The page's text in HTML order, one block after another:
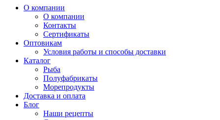
О компании
О компании
Контакты
Сертификаты
Оптовикам
Условия работы и способы доставки
Каталог
Рыба
Полуфабрикаты
Морепродукты
Доставка и оплата
Блог
Наши рецепты